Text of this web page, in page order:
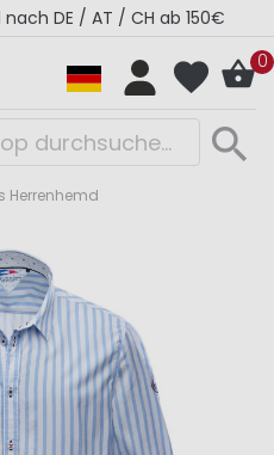
DE / AT / CH ab 150€
0
Herrenhemd